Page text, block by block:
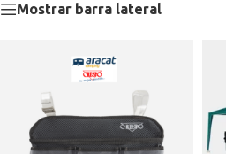
Mostrar barra lateral